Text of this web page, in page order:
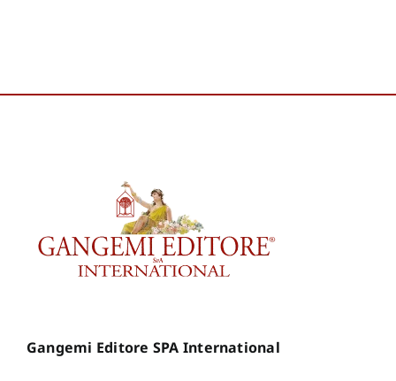
Gangemi Editore SPA International